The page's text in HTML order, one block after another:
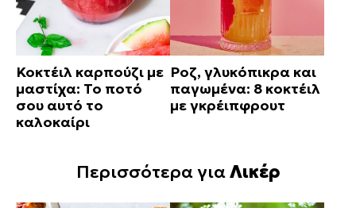
Κοκτέιλ καρπούζι με
μαστίχα: Το ποτό
σου αυτό το
καλοκαίρι
Ροζ, γλυκόπικρα και
παγωμένα: 8 κοκτέιλ
με γκρέιπφρουτ
Περισσότερα γιαΛικέρ